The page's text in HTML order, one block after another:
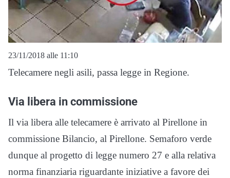
23/11/2018 alle 11:10
Telecamere negli asili, passa legge in Regione.
Via libera in commissione
Il via libera alle telecamere è arrivato al Pirellone in
commissione Bilancio, al Pirellone. Semaforo verde
dunque al progetto di legge numero 27 e alla relativa
norma finanziaria riguardante iniziative a favore dei